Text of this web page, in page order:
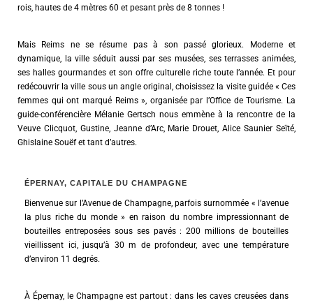
rois, hautes de 4 mètres 60 et pesant près de 8 tonnes !
Mais Reims ne se résume pas à son passé glorieux. Moderne et
dynamique, la ville séduit aussi par ses musées, ses terrasses animées,
ses halles gourmandes et son offre culturelle riche toute l’année. Et pour
redécouvrir la ville sous un angle original, choisissez la visite guidée « Ces
femmes qui ont marqué Reims », organisée par l’Office de Tourisme. La
guide-conférencière Mélanie Gertsch nous emmène à la rencontre de la
Veuve Clicquot, Gustine, Jeanne d’Arc, Marie Drouet, Alice Saunier Seïté,
Ghislaine Souëf et tant d’autres.
ÉPERNAY, CAPITALE DU CHAMPAGNE
Bienvenue sur l’Avenue de Champagne, parfois surnommée « l’avenue
la plus riche du monde » en raison du nombre impressionnant de
bouteilles entreposées sous ses pavés : 200 millions de bouteilles
vieillissent ici, jusqu’à 30 m de profondeur, avec une température
d’environ 11 degrés.
À Épernay, le Champagne est partout : dans les caves creusées dans